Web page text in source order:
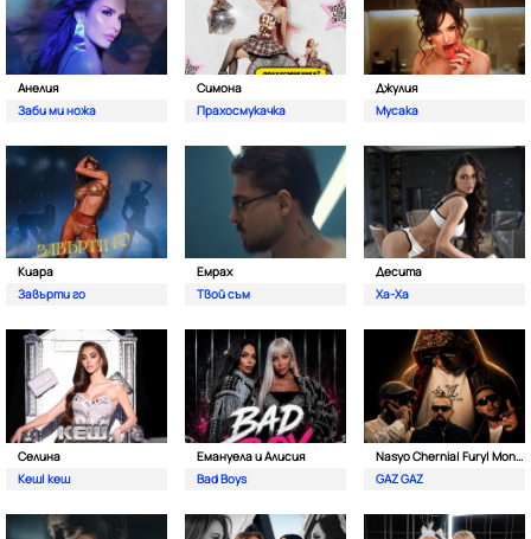
Анелия
Заби ми ножа
Симона
Прахосмукачка
Джулия
Мусака
Киара
Завърти го
Емрах
Твой съм
Десита
Ха-Ха
Селина
Кеш| кеш
Емануела и Алисия
Bad Boys
Nasyo Chernia| Fury| Monkey & Bobo Armani
GAZ GAZ